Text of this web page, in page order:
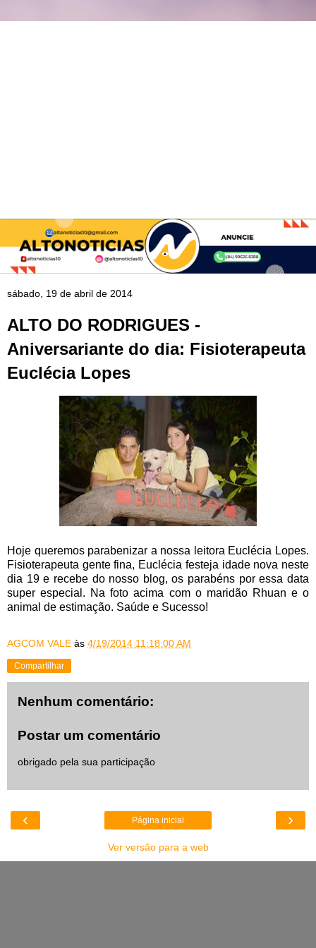
sábado, 19 de abril de 2014
ALTO DO RODRIGUES -
Aniversariante do dia: Fisioterapeuta
Euclécia Lopes
Hoje queremos parabenizar a nossa leitora Euclécia Lopes.
Fisioterapeuta gente fina, Euclécia festeja idade nova neste
dia 19 e recebe do nosso blog, os parabéns por essa data
super especial. Na foto acima com o maridão Rhuan e o
animal de estimação. Saúde e Sucesso!
AGCOM VALE às 4/19/2014 11:18:00 AM
Compartilhar
Nenhum comentário:
Postar um comentário
obrigado pela sua participação
‹ ›
Página inicial
Ver versão para a web